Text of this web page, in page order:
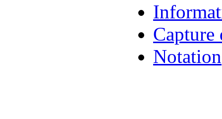
Capture
Notation